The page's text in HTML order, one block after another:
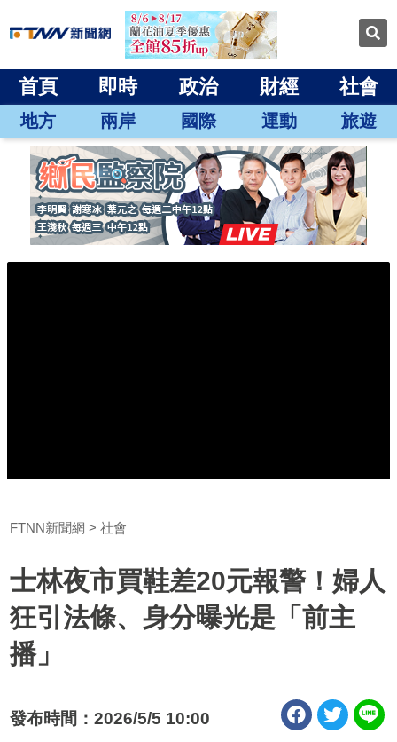
首頁 即時 政治 財經 社會
地方 兩岸 國際 運動 旅遊
FTNN新聞網 社會
士林夜市買鞋差20元報警！婦人
狂引法條、身分曝光是「前主
播」
發布時間：2026/5/5 10:00